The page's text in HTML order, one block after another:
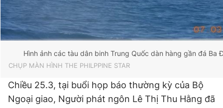
Hình ảnh các tàu dân binh Trung Quốc dàn hàng gần đá Ba
CHỤP MÀN HÌNH THE PHILPPINE STAR
Chiều 25.3, tại buổi họp báo thường kỳ của Bộ
Ngoại giao, Người phát ngôn Lê Thị Thu Hằng đã